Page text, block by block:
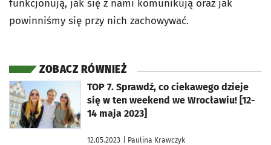
funkcjonują, jak się z nami komunikują oraz jak
powinniśmy się przy nich zachowywać.
ZOBACZ RÓWNIEŻ
TOP 7. Sprawdź, co ciekawego dzieje
się w ten weekend we Wrocławiu! [12-
14 maja 2023]
12.05.2023 | Paulina Krawczyk
otworzy się w nowej karcie